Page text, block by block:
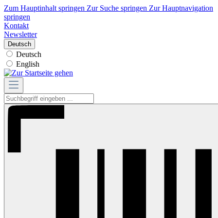
Zum Hauptinhalt springen Zur Suche springen Zur Hauptnavigation
springen
Kontakt
Newsletter
Deutsch
Deutsch
English